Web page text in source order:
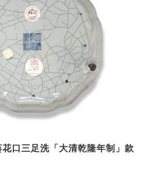
口三足洗「大清乾隆年制」款